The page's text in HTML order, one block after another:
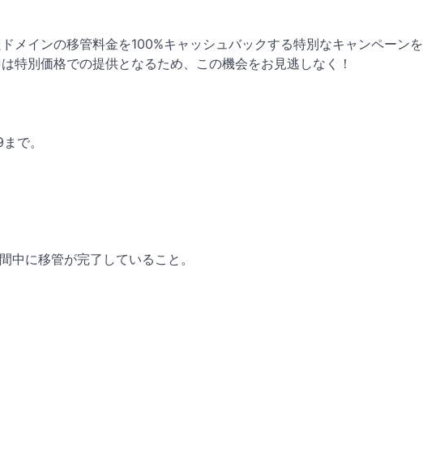
メインの移管料金を100%キャッシュバックする特別なキャンペーンを
特別価格での提供となるため、この機会をお見逃しなく！
で。
中に移管が完了していること。